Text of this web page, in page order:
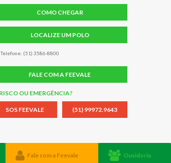
Fale com a Feevale Ouvidoria
COMO CHEGAR
LOCALIZE UM POLO
Telefone: (51) 3586-8800
FALE COM A FEEVALE
RISCO OU EMERGÊNCIA?
SOS FEEVALE (51) 99972.9643
TRANSPORTE TRABALHE CONOSCO